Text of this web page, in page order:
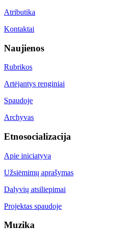
Atributika
Kontaktai
Naujienos
Rubrikos
Artėjantys renginiai
Spaudoje
Archyvas
Etnosocializacija
Apie iniciatyvą
Užsiėmimų aprašymas
Dalyvių atsiliepimai
Projektas spaudoje
Muzika